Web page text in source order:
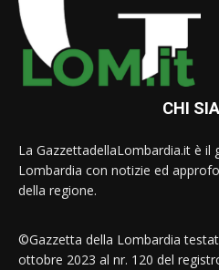
CHI
La GazzettadellaLombardia.it è il
Lombardia con notizie ed
della regione.
©Gazzetta della Lombardia
ottobre 2023 al nr. 120 del